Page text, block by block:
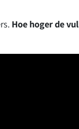
Hoe hoger de